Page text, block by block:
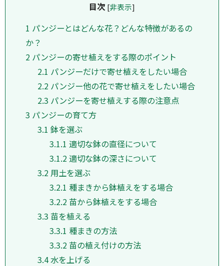
目次 [非表示]
1 パンジーとはどんな花？どんな特徴があるの
か？
2 パンジーの寄せ植えをする際のポイント
2.1 パンジーだけで寄せ植えをしたい場合
2.2 パンジー他の花で寄せ植えをしたい場合
2.3 パンジーを寄せ植えする際の注意点
3 パンジーの育て方
3.1 鉢を選ぶ
3.1.1 適切な鉢の直径について
3.1.2 適切な鉢の深さについて
3.2 用土を選ぶ
3.2.1 種まきから鉢植えをする場合
3.2.2 苗から鉢植えをする場合
3.3 苗を植える
3.3.1 種まきの方法
3.3.2 苗の植え付けの方法
3.4水を上げる